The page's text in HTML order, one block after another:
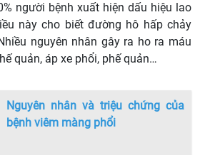
người bệnh xuất hiện dấu hiệu lao
này cho biết đường hô hấp chảy
nguyên nhân gây ra ho ra máu
quản, áp xe phổi, phế quản…
Nguyên nhân và triệu chứng của
bệnh viêm màng phổi